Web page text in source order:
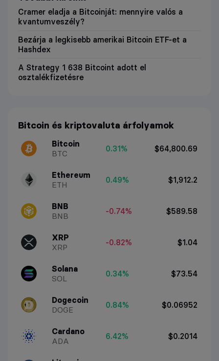
Cramer eladja a Bitcoinját: mennyire valós a
kvantumveszély?
Bezárja a legkisebb amerikai Bitcoin ETF-et a
Hashdex
A Strategy 1 638 Bitcoint adott el
osztalékfizetésre
Bitcoin és kriptovaluta árfolyamok
Bitcoin
BTC
0.31% $64,800.69
Ethereum
ETH
0.49% $1,912.2
BNB
BNB
-0.74% $589.58
XRP
XRP
-0.82% $1.04
Solana
SOL
0.34% $73.54
Dogecoin
DOGE
0.84% $0.06952
Cardano
ADA
6.42% $0.2014